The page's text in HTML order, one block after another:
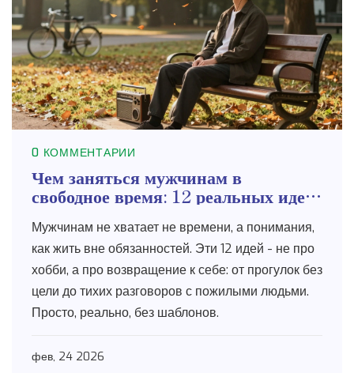
0 КОММЕНТАРИИ
Чем заняться мужчинам в
свободное время: 12 реальных идей
Мужчинам не хватает не времени, а понимания,
как жить вне обязанностей. Эти 12 идей - не про
хобби, а про возвращение к себе: от прогулок без
цели до тихих разговоров с пожилыми людьми.
Просто, реально, без шаблонов.
фев, 24 2026